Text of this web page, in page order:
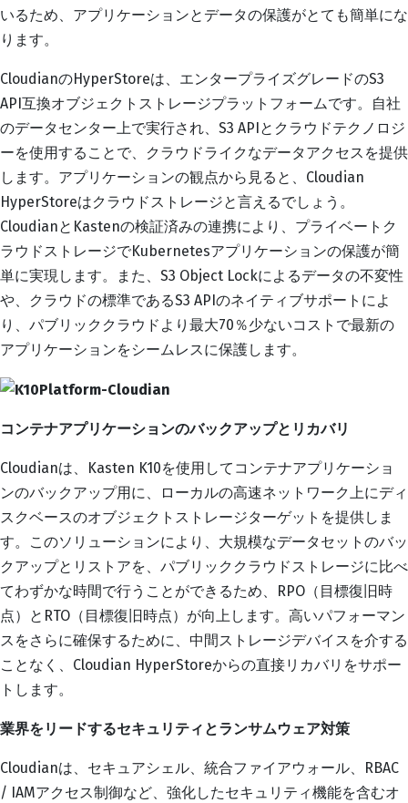
いるため、アプリケーションとデータの保護がとても簡単にな
ります。
CloudianのHyperStoreは、エンタープライズグレードのS3
API互換オブジェクトストレージプラットフォームです。自社
のデータセンター上で実行され、S3 APIとクラウドテクノロジ
ーを使用することで、クラウドライクなデータアクセスを提供
します。アプリケーションの観点から見ると、Cloudian
HyperStoreはクラウドストレージと言えるでしょう。
CloudianとKastenの検証済みの連携により、プライベートク
ラウドストレージでKubernetesアプリケーションの保護が簡
単に実現します。また、S3 Object Lockによるデータの不変性
や、クラウドの標準であるS3 APIのネイティブサポートによ
り、パブリッククラウドより最大70％少ないコストで最新の
アプリケーションをシームレスに保護します。
コンテナアプリケーションのバックアップとリカバリ
Cloudianは、Kasten K10を使用してコンテナアプリケーショ
ンのバックアップ用に、ローカルの高速ネットワーク上にディ
スクベースのオブジェクトストレージターゲットを提供しま
す。このソリューションにより、大規模なデータセットのバッ
クアップとリストアを、パブリッククラウドストレージに比べ
てわずかな時間で行うことができるため、RPO（目標復旧時
点）とRTO（目標復旧時点）が向上します。高いパフォーマン
スをさらに確保するために、中間ストレージデバイスを介する
ことなく、Cloudian HyperStoreからの直接リカバリをサポー
トします。
業界をリードするセキュリティとランサムウェア対策
Cloudianは、セキュアシェル、統合ファイアウォール、RBAC
/ IAMアクセス制御など、強化したセキュリティ機能を含むオ